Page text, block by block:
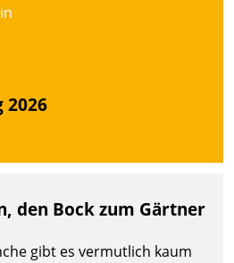
2026
den Bock zum Gärtner
gibt es vermutlich kaum